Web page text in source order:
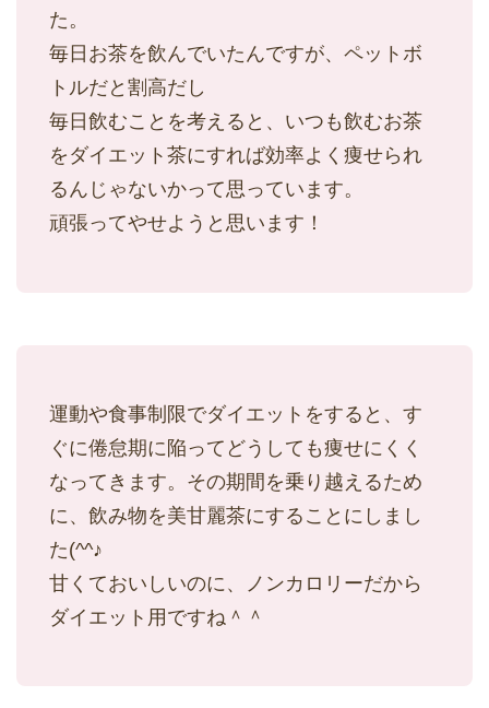
た。
毎日お茶を飲んでいたんですが、ペットボ
トルだと割高だし
毎日飲むことを考えると、いつも飲むお茶
をダイエット茶にすれば効率よく痩せられ
るんじゃないかって思っています。
頑張ってやせようと思います！
運動や食事制限でダイエットをすると、す
ぐに倦怠期に陥ってどうしても痩せにくく
なってきます。その期間を乗り越えるため
に、飲み物を美甘麗茶にすることにしまし
た(^^♪
甘くておいしいのに、ノンカロリーだから
ダイエット用ですね＾＾